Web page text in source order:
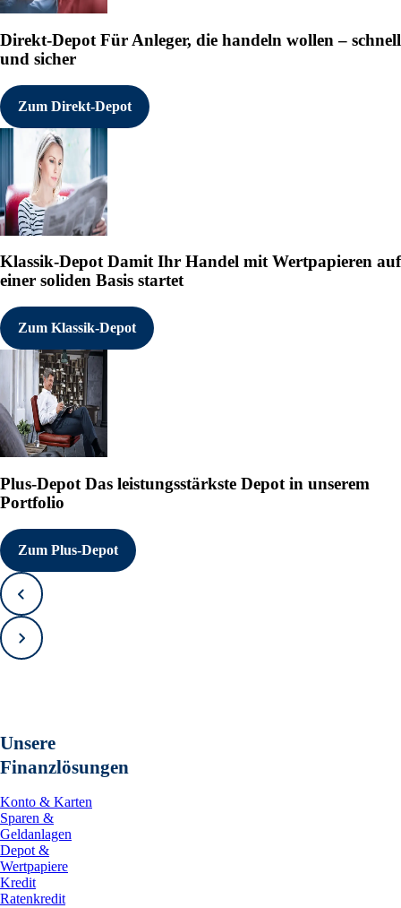
Direkt-Depot Für Anleger, die handeln wollen – schnell
und sicher
Zum Direkt-Depot
Klassik-DepotDamit Ihr Handel mit Wertpapieren auf
einer soliden Basis startet
Zum Klassik-Depot
Plus-Depot Das leistungsstärkste Depot in unserem
Portfolio
Zum Plus-Depot
Zurück
Vorwärts
Unsere
Finanzlösungen
Konto & Karten
Sparen &
Geldanlagen
Depot &
Wertpapiere
Kredit
Ratenkredit